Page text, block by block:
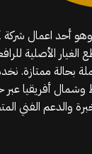
الأصلية
بحالة ممتازة.
أفريقيا عبر
والدعم الفني